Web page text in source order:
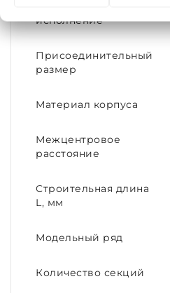
исполнение
Присоединительный
размер
Материал корпуса
Межцентровое
расстояние
Строительная длина
L, мм
Модельный ряд
Количество секций